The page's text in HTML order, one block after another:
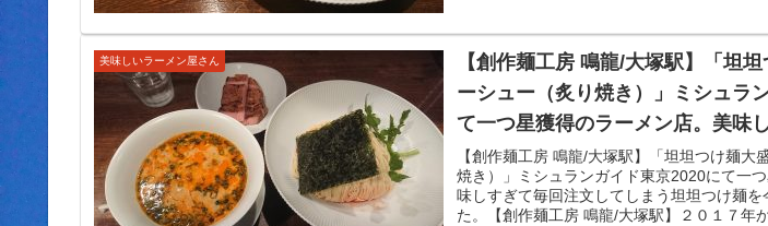
美味しいラーメン屋さん
【創作麺工房 鳴龍/大塚駅】「坦
ーシュー（炙り焼き）」ミシュラ
て一つ星獲得のラーメン店。美味
てしまう坦坦つけ麺を今回もいた
【創作麺工房 鳴龍/大塚駅】「坦坦つけ麺大
焼き）」ミシュランガイド東京2020にて一
味しすぎて毎回注文してしまう坦坦つけ麺を
た。【創作麺工房 鳴龍/大塚駅】２０１７年